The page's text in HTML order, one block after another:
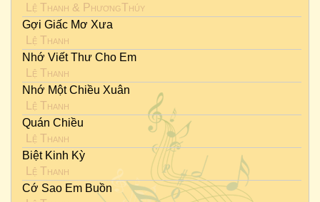
Lệ Thanh & PhươngThúy
Gợi Giấc Mơ Xưa
Lệ Thanh
Nhớ Viết Thư Cho Em
Lệ Thanh
Nhớ Một Chiều Xuân
Lệ Thanh
Quán Chiều
Lệ Thanh
Biệt Kinh Kỳ
Lệ Thanh
Cớ Sao Em Buồn